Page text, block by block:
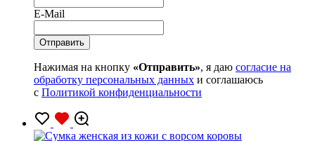
E-Mail
Нажимая на кнопку «Отправить», я даю согласие на
обработку персональных данных и соглашаюсь
с Политикой конфиденциальности